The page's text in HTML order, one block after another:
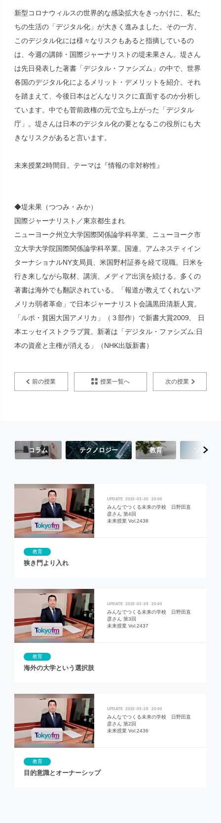
新型コロナウィルスの世界的な感染拡大をきっかけに、私た
ちの生活の「デジタル化」が大きく進みました。その一方、
このデジタル化には様々なリスクもあると指摘しているの
は、今週の講師・国際ジャーナリストの堤未果さん。堤さん
は先日発表した著書「デジタル・ファシズム」の中で、世界
各国のデジタル化によるメリット・デメリットを紹介。それ
を踏まえて、今後日本はどんなリスクに直面するのか分析し
ています。中でも菅前政権の元で立ち上がった「デジタル
庁」。堤さんは日本のデジタル化の要となるこの役所にも大
きなリスクがあると言います。
未来授業2時間目。テーマは『情報の非対称性』
◆堤未果（つつみ・みか）
国際ジャーナリスト／東京都生まれ
ニューヨーク州立大学国際関係論学科卒業、ニューヨーク市
立大学大学院国際関係論学科卒業。国連、アムネスティイン
ターナショナルNY支局員、米国野村証券を経て現職。日米を
行き来しながら取材、講演、メディア出演を続ける。多くの
著書は海外でも翻訳されている。「報道が教えてくれないア
メリカ弱者革命」で日本ジャーナリスト会議黒田清新人賞。
「ルポ・貧困大国アメリカ」（３部作）で新書大賞2009, 日
本エッセイストクラブ賞。新著は「デジタル・ファシズム:日
本の資産と主権が消える」（NHK出版新書）
前の授業 授業一覧へ 次の授業
コラム テクノロジー 教育 ソーシャ
2023 03 30 20:00
みんなでつくる未来の学校 日野田直
彦さん 第4回
未来授業 Vol.2438
教育
狭き門より入れ
2023 03 29 20:00
みんなでつくる未来の学校 日野田直
彦さん 第3回
未来授業 Vol.2437
教育
海外の大学という選択肢
2023 03 28 20:00
みんなでつくる未来の学校 日野田直
彦さん 第2回
未来授業 Vol.2436
教育
目的意識とオーナーシップ